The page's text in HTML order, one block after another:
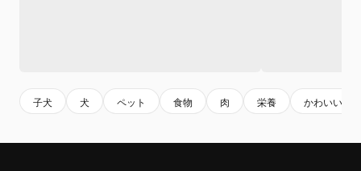
子犬 犬 ペット 食物 肉 栄養 かわいい犬